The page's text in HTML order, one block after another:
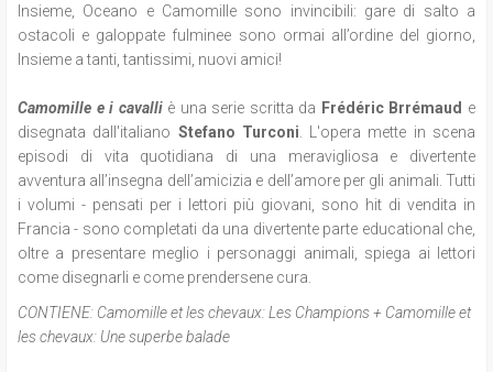
Insieme, Oceano e Camomille sono invincibili: gare di salto a
ostacoli e galoppate fulminee sono ormai all’ordine del giorno,
Insieme a tanti, tantissimi, nuovi amici!
Camomille e i cavalliè una serie scritta da Frédéric Brrémaud e
disegnata dall'italiano Stefano Turconi . L'opera mette in scena
episodi di vita quotidiana di una meravigliosa e divertente
avventura all’insegna dell’amicizia e dell’amore per gli animali. Tutti
i volumi - pensati per i lettori più giovani, sono hit di vendita in
Francia - sono completati da una divertente parte educational che,
oltre a presentare meglio i personaggi animali, spiega ai lettori
come disegnarli e come prendersene cura.
CONTIENE: Camomille et les chevaux: Les Champions + Camomille et
les chevaux: Une superbe balade